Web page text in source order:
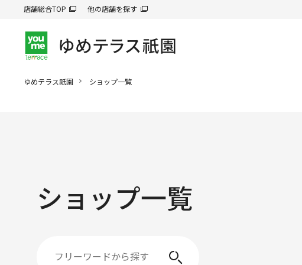
店舗総合TOP 他の店舗を探す
ゆめテラス祇園 ショップ一覧
ショップ一覧